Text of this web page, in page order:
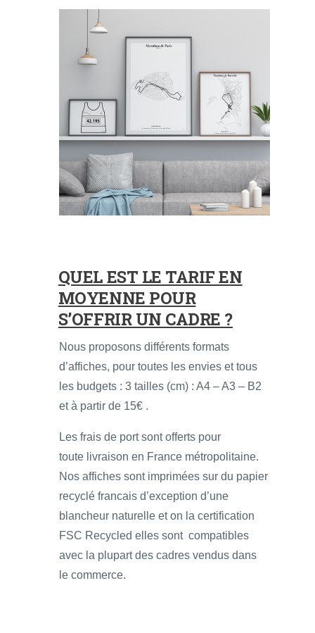
QUEL EST LE TARIF EN
MOYENNE POUR
S’OFFRIR UN CADRE ?
Nous proposons différents formats
d’affiches, pour toutes les envies et tous
les budgets : 3 tailles (cm) : A4 – A3 – B2
et à partir de 15€ .
Les frais de port sont offerts pour
toute livraison en France métropolitaine.
Nos affiches sont imprimées sur du papier
recyclé francais d’exception d’une
blancheur naturelle et on la certification
FSC Recycled elles sont compatibles
avec la plupart des cadres vendus dans
le commerce.